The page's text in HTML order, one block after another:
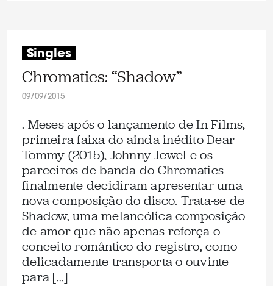
Singles
Chromatics: “Shadow”
09/09/2015
. Meses após o lançamento de In Films,
primeira faixa do ainda inédito Dear
Tommy (2015), Johnny Jewel e os
parceiros de banda do Chromatics
finalmente decidiram apresentar uma
nova composição do disco. Trata-se de
Shadow, uma melancólica composição
de amor que não apenas reforça o
conceito romântico do registro, como
delicadamente transporta o ouvinte
para […]